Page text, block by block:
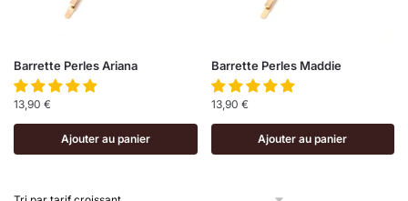
Barrette Perles Ariana
13,90 €
Ajouter au panier
Barrette Perles Maddie
13,90 €
Ajouter au panier